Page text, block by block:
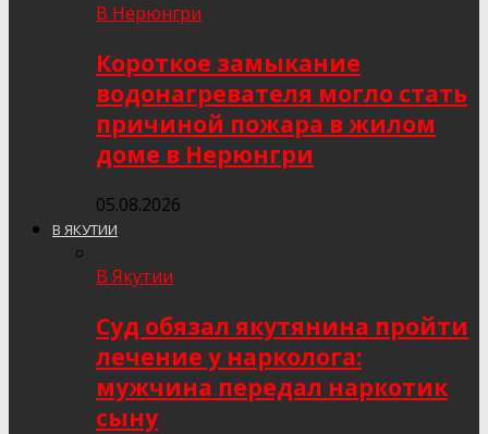
В Нерюнгри
Короткое замыкание
водонагревателя могло стать
причиной пожара в жилом
доме в Нерюнгри
05.08.2026
В ЯКУТИИ
В Якутии
Суд обязал якутянина пройти
лечение у нарколога:
мужчина передал наркотик
сыну